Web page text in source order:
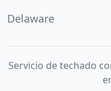
Delaware
Servicio de techado